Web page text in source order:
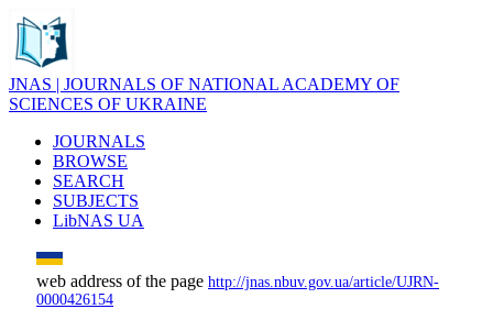
JNAS | JOURNALS OF NATIONAL ACADEMY OF
SCIENCES OF UKRAINE
JOURNALS
BROWSE
SEARCH
SUBJECTS
LibNAS UA
web address of the page http://jnas.nbuv.gov.ua/article/UJRN-
0000426154